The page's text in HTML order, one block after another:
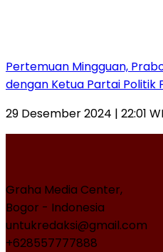
Pertemuan Mingguan,
dengan Ketua Partai Politik
29 Desember 2024 | 22:01
Graha Media Center,
Bogor - Indonesia
untukredaksi@gmail.com
+628557777888